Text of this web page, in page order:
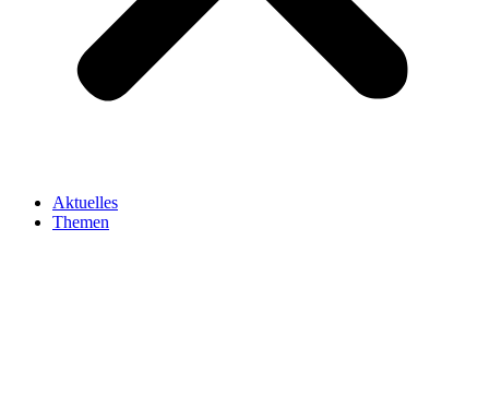
Aktuelles
Themen